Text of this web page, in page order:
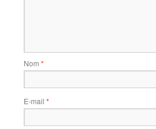
Nom *
E-mail *